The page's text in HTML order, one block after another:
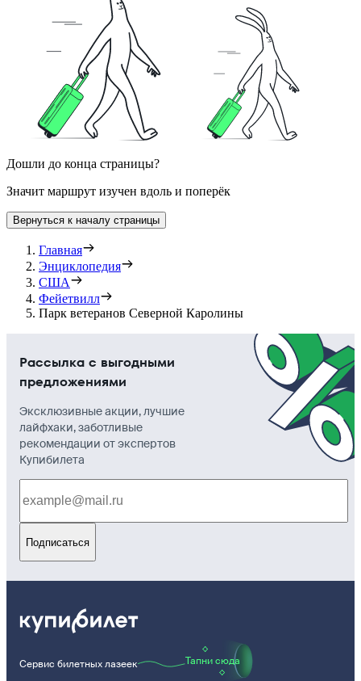
Дошли до конца страницы?
Значит маршрут изучен вдоль и поперёк
Вернуться к началу страницы
Главная
Энциклопедия
США
Фейетвилл
Парк ветеранов Северной Каролины
Рассылка с выгодными
предложениями
Эксклюзивные акции, лучшие
лайфхаки, заботливые
рекомендации от экспертов
Купибилета
Подписаться
Сервис билетных лазеек Тапни сюда